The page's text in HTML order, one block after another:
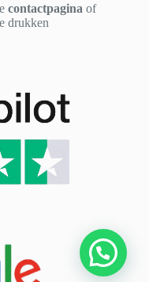
contactpagina of
drukken